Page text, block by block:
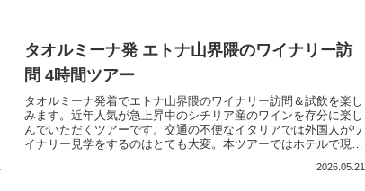
タオルミーナ発 エトナ山界隈のワイナリー訪
問 4時間ツアー
タオルミーナ発着でエトナ山界隈のワイナリー訪問＆試飲を楽し
みます。近年人気が急上昇中のシチリア産のワインを存分に楽し
んでいただくツアーです。交通の不便なイタリアでは外国人がワ
イナリー見学をするのはとても大変。本ツアーではホテルで現地
2026.05.21